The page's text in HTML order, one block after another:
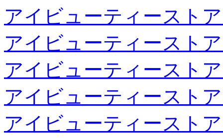
アイビューティースト
アイビューティースト
アイビューティースト
アイビューティースト
アイビューティースト